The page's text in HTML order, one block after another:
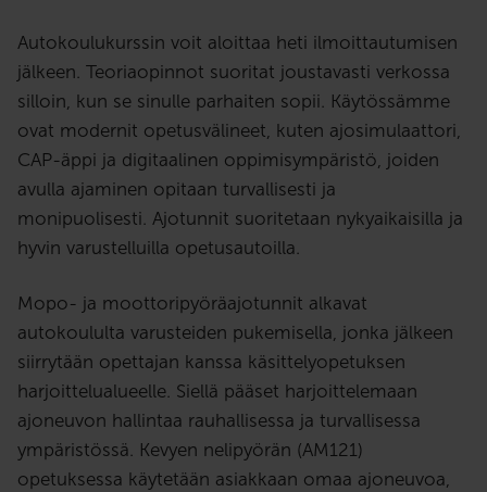
Autokoulukurssin voit aloittaa heti ilmoittautumisen
jälkeen. Teoriaopinnot suoritat joustavasti verkossa
silloin, kun se sinulle parhaiten sopii. Käytössämme
ovat modernit opetusvälineet, kuten ajosimulaattori,
CAP-äppi ja digitaalinen oppimisympäristö, joiden
avulla ajaminen opitaan turvallisesti ja
monipuolisesti. Ajotunnit suoritetaan nykyaikaisilla ja
hyvin varustelluilla opetusautoilla.
Mopo- ja moottoripyöräajotunnit alkavat
autokoululta varusteiden pukemisella, jonka jälkeen
siirrytään opettajan kanssa käsittelyopetuksen
harjoittelualueelle. Siellä pääset harjoittelemaan
ajoneuvon hallintaa rauhallisessa ja turvallisessa
ympäristössä. Kevyen nelipyörän (AM121)
opetuksessa käytetään asiakkaan omaa ajoneuvoa,